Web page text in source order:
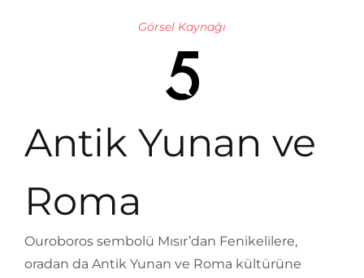
Görsel Kaynağı
Antik Yunan ve
Roma
Ouroboros sembolü Mısır’dan Fenikelilere,
oradan da Antik Yunan ve Roma kültürüne